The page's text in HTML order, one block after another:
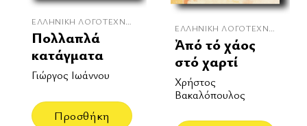
ΕΛΛΗΝΙΚΉ ΛΟΓΟΤΕΧΝΊΑ
Πολλαπλά
κατάγματα
Γιώργος Ιωάννου
Προσθήκη
ΕΛΛΗΝΙΚΉ ΛΟΓΟΤΕΧΝΊΑ
Ἀπό τό χάος
στό χαρτί
Χρήστος
Βακαλόπουλος